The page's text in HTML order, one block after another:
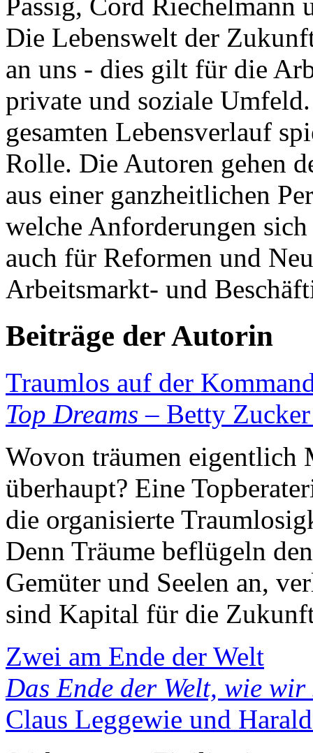
Die Lebenswelt der
an uns - dies gilt für die
private und soziale
gesamten Lebensverlauf
Rolle. Die Autoren gehen
aus einer ganzheitlichen
welche Anforderungen
auch für Reformen und
Arbeitsmarkt- und
Beiträge der Autorin
Traumlos auf der
Top Dreams – Betty
Wovon träumen eigentlich
überhaupt? Eine
die organisierte
Denn Träume beflügeln
Gemüter und Seelen an,
sind Kapital für die
Zwei am Ende der Welt
Das Ende der Welt, wie wir
Claus Leggewie und